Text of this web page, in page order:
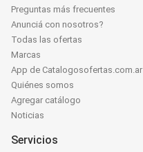
Preguntas más frecuentes
Anunciá con nosotros?
Todas las ofertas
Marcas
App de Catalogosofertas.com.ar
Quiénes somos
Agregar catálogo
Noticias
Servicios